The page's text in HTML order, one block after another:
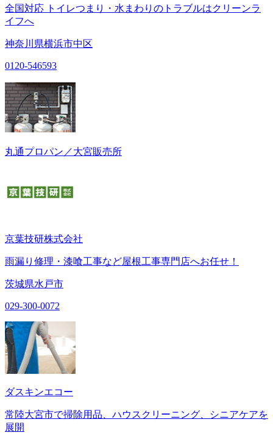
全国対応 トイレつまり・水まわりのトラブルはクリーンラ
イフへ
神奈川県横浜市中区
0120-546593
丸通プロパン／大宮販売所
京葉技研株式会社
雨漏り修理・漆喰工事など屋根工事専門店へお任せ！
茨城県水戸市
029-300-0072
ダスキンエコー
常陸大宮市で掃除用品、ハウスクリーニング、シニアケアを
展開